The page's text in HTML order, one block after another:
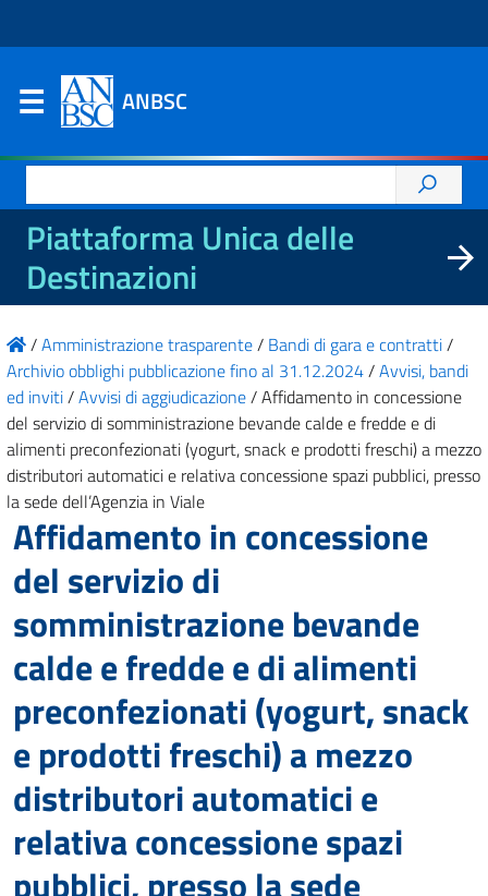
ANBSC
per:
Piattaforma Unica delle
Destinazioni
/Amministrazione trasparente/ Bandi di gara e contratti/
Archivio obblighi pubblicazione fino al 31.12.2024/Avvisi, bandi
ed inviti/Avvisi di aggiudicazione/Affidamento in concessione
del servizio di somministrazione bevande calde e fredde e di
alimenti preconfezionati (yogurt, snack e prodotti freschi) a mezzo
distributori automatici e relativa concessione spazi pubblici, presso
la sede dell’Agenzia in Viale
Affidamento in concessione
del servizio di
somministrazione bevande
calde e fredde e di alimenti
preconfezionati (yogurt, snack
e prodotti freschi) a mezzo
distributori automatici e
relativa concessione spazi
pubblici, presso la sede